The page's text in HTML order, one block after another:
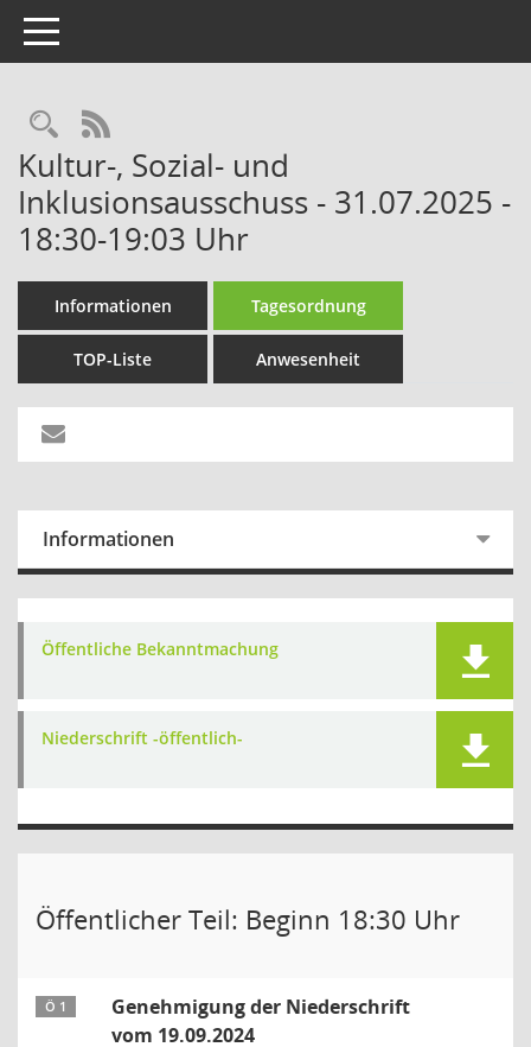
Toggle navigation
Rechercheauswahl
RSS-Feed
Kultur-, Sozial- und
Inklusionsausschuss - 31.07.2025 -
18:30-19:03 Uhr
Informationen Tagesordnung
TOP-Liste Anwesenheit
Informationen
Öffentliche Bekanntmachung
Niederschrift -öffentlich-
Öffentlicher Teil: Beginn 18:30 Uhr
Ö 1
Genehmigung der Niederschrift
vom 19.09.2024